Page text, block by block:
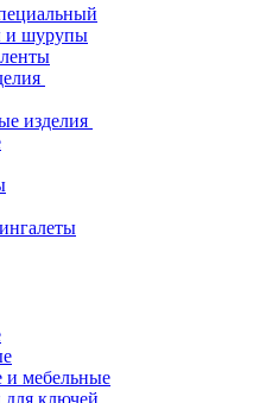
и шурупы
изделия
и мебельные
ключей